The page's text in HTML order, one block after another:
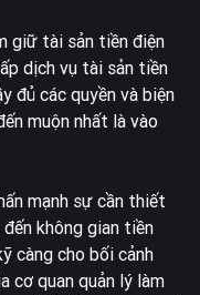
giữ tài sản tiền điện
dịch vụ tài sản tiền
đủ các quyền và biện
muộn nhất là vào
mạnh sự cần thiết
không gian tiền
càng cho bối cảnh
cơ quan quản lý làm